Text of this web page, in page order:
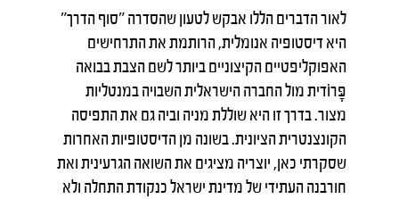
לאור הדברים הללו אבקש לטעון שהסדרה "סוף הדרך"
היא דיסטופיה אנומלית, הרותמת את התרחישים
האפוקליפטיים הקיצוניים ביותר לשם הצבת בבואה
פָּרוֹדית מול החברה הישראלית השבויה במנטליות
מצור. בדרך זו היא שוללת מניה וביה גם את התפיסה
הקונצנטרית הציונית. בשונה מן הדיסטופיות האחרות
שסקרתי כאן, יוצריה מציגים את השואה הגרעינית ואת
חורבנה העתידי של מדינת ישראל כנקודת התחלה ולא